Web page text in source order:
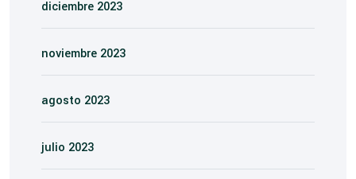
diciembre 2023
noviembre 2023
agosto 2023
julio 2023